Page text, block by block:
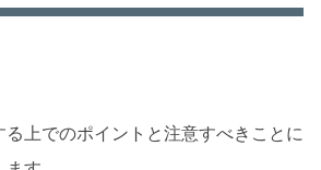
上でのポイントと注意すべきことに